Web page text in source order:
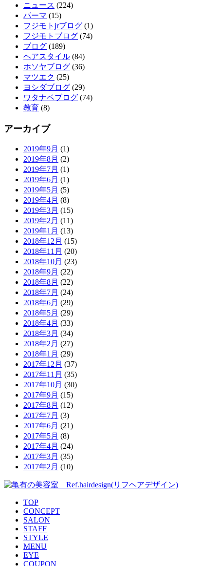
ニュース (224)
パーマ (15)
フジモトjrブログ (1)
フジモトブログ (74)
ブログ (189)
ヘアスタイル (84)
ホソヤブログ (36)
マツエク (25)
ヨシダブログ (29)
ワタナベブログ (74)
教育 (8)
アーカイブ
2019年9月 (1)
2019年8月 (2)
2019年7月 (1)
2019年6月 (1)
2019年5月 (5)
2019年4月 (8)
2019年3月 (15)
2019年2月 (11)
2019年1月 (13)
2018年12月 (15)
2018年11月 (20)
2018年10月 (23)
2018年9月 (22)
2018年8月 (22)
2018年7月 (24)
2018年6月 (29)
2018年5月 (29)
2018年4月 (33)
2018年3月 (34)
2018年2月 (27)
2018年1月 (29)
2017年12月 (37)
2017年11月 (35)
2017年10月 (30)
2017年9月 (15)
2017年8月 (12)
2017年7月 (3)
2017年6月 (21)
2017年5月 (8)
2017年4月 (24)
2017年3月 (35)
2017年2月 (10)
TOP
CONCEPT
SALON
STAFF
STYLE
MENU
EYE
COUPON